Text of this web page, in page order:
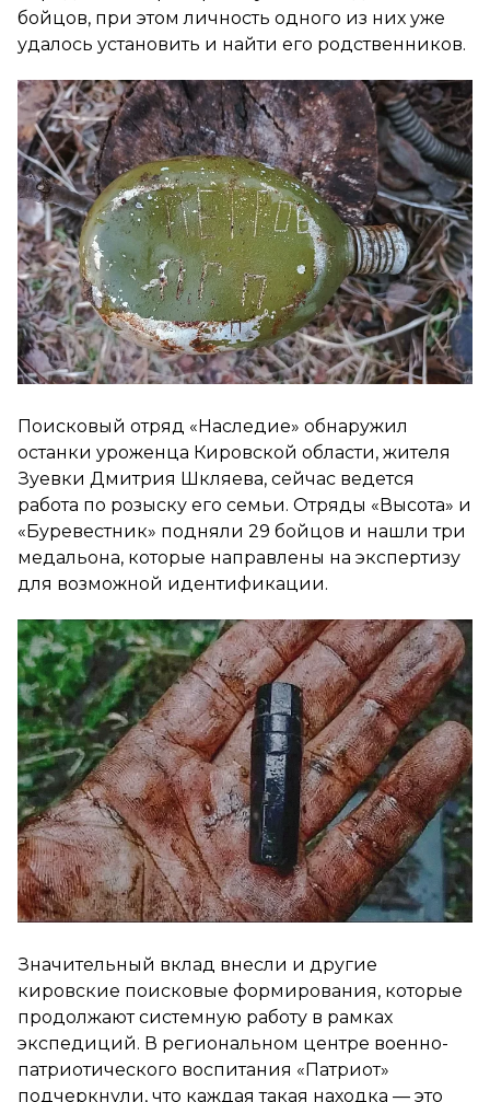
бойцов, при этом личность одного из них уже
удалось установить и найти его родственников.
Поисковый отряд «Наследие» обнаружил
останки уроженца Кировской области, жителя
Зуевки Дмитрия Шкляева, сейчас ведется
работа по розыску его семьи. Отряды «Высота» и
«Буревестник» подняли 29 бойцов и нашли три
медальона, которые направлены на экспертизу
для возможной идентификации.
Значительный вклад внесли и другие
кировские поисковые формирования, которые
продолжают системную работу в рамках
экспедиций. В региональном центре военно-
патриотического воспитания «Патриот»
подчеркнули, что каждая такая находка — это